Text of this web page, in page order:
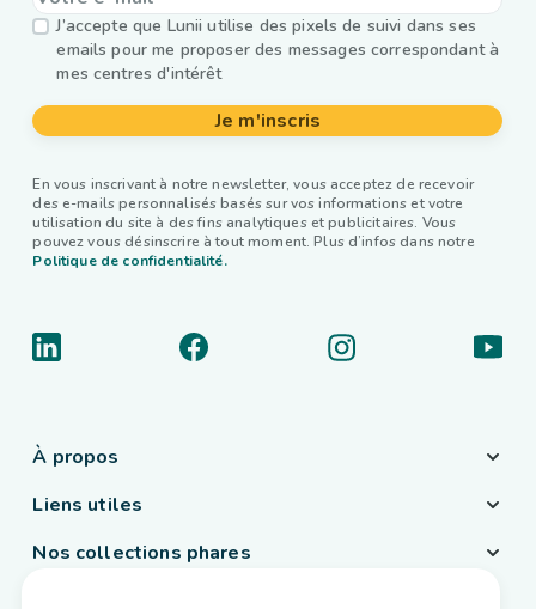
J’accepte que Lunii utilise des pixels de suivi dans ses
emails pour me proposer des messages correspondant à
mes centres d'intérêt
Je m'inscris
En vous inscrivant à notre newsletter, vous acceptez de recevoir
des e-mails personnalisés basés sur vos informations et votre
utilisation du site à des fins analytiques et publicitaires. Vous
pouvez vous désinscrire à tout moment. Plus d’infos dans notre
Politique de confidentialité.
À propos
Liens utiles
Nos collections phares